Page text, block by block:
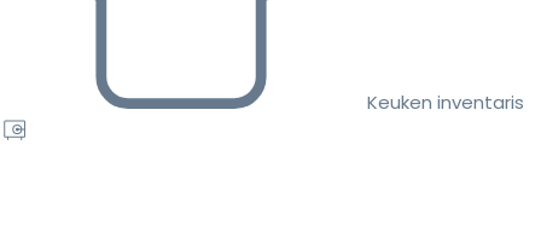
Keuken inventaris